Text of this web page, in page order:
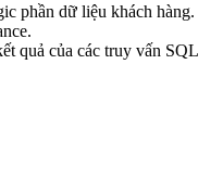
phần dữ liệu khách hàng.
quả của các truy vấn SQL